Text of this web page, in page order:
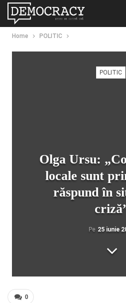
Home POLITIC
POLITIC
Olga Ursu:
locale sunt
răspund în
Pe 25 iunie
0